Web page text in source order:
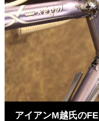
アイアンM越氏の